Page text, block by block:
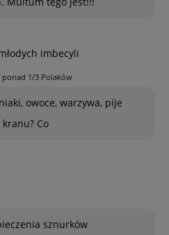
imbecyli
ponad 1/3 Polaków
owoce, warzywa, pije
Co
sznurków